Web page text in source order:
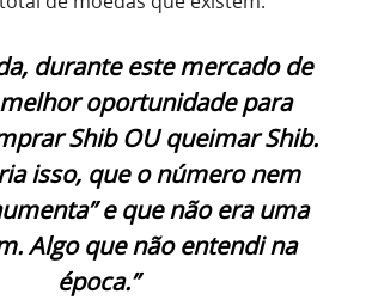
durante este mercado de
oportunidade para
Shib OU queimar Shib.
isso, que o número nem
e que não era uma
Algo que não entendi na
época.”